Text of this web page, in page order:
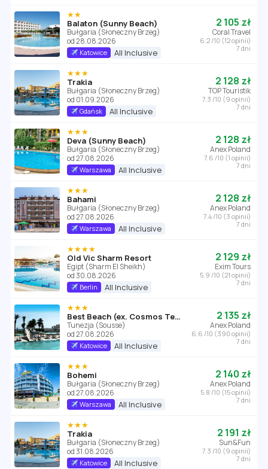
★★
Balaton (Sunny Beach)
Bułgaria (Słoneczny Brzeg)
od 28.08.2026
Katowice All Inclusive
2 105 zł
Coral Travel
6.2 /10 (12 opinii)
7 dni
★★★
Trakia
Bułgaria (Słoneczny Brzeg)
od 01.09.2026
Gdańsk All Inclusive
2 128 zł
TOP Touristik
7.3 /10 (9 opinii)
7 dni
★★★
Deva (Sunny Beach)
Bułgaria (Słoneczny Brzeg)
od 27.08.2026
Warszawa All Inclusive
2 128 zł
Anex Poland
7.6 /10 (1 opinii)
7 dni
★★★
Bahami
Bułgaria (Słoneczny Brzeg)
od 27.08.2026
Warszawa All Inclusive
2 128 zł
Anex Poland
7.4 /10 (3 opinii)
7 dni
★★★★
Old Vic Sharm Resort
Egipt (Sharm El Sheikh)
od 30.08.2026
Berlin All Inclusive
2 129 zł
Exim Tours
5.9 /10 (21 opinii)
7 dni
★★★
Best Beach (ex. Cosmos Tergui Club)
Tunezja (Sousse)
od 27.08.2026
Katowice All Inclusive
2 135 zł
Anex Poland
6.6 /10 (390 opinii)
7 dni
★★★
Bohemi
Bułgaria (Słoneczny Brzeg)
od 27.08.2026
Warszawa All Inclusive
2 140 zł
Anex Poland
5.8 /10 (15 opinii)
7 dni
★★★
Trakia
Bułgaria (Słoneczny Brzeg)
od 31.08.2026
Katowice All Inclusive
2 191 zł
Sun&Fun
7.3 /10 (9 opinii)
7 dni